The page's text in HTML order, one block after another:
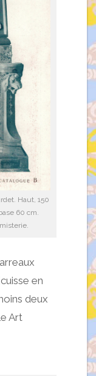
Haut, 150
60 cm.
en
deux
Art